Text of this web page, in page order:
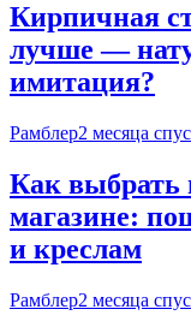
Кирпичная
лучше —
имитация?
Рамблер2 месяца
Как выбрать
магазине:
и креслам
Рамблер2 месяца